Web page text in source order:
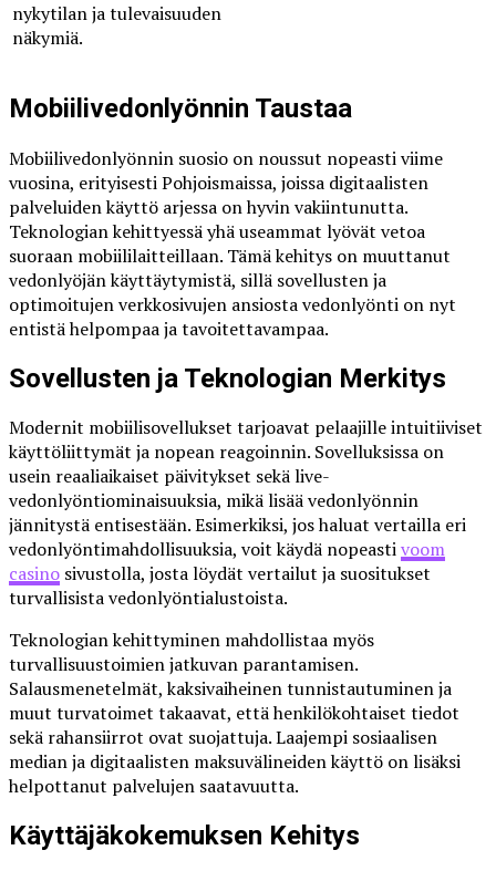
nykytilan ja tulevaisuuden
näkymiä.
Mobiilivedonlyönnin Taustaa
Mobiilivedonlyönnin suosio on noussut nopeasti viime
vuosina, erityisesti Pohjoismaissa, joissa digitaalisten
palveluiden käyttö arjessa on hyvin vakiintunutta.
Teknologian kehittyessä yhä useammat lyövät vetoa
suoraan mobiililaitteillaan. Tämä kehitys on muuttanut
vedonlyöjän käyttäytymistä, sillä sovellusten ja
optimoitujen verkkosivujen ansiosta vedonlyönti on nyt
entistä helpompaa ja tavoitettavampaa.
Sovellusten ja Teknologian Merkitys
Modernit mobiilisovellukset tarjoavat pelaajille intuitiiviset
käyttöliittymät ja nopean reagoinnin. Sovelluksissa on
usein reaaliaikaiset päivitykset sekä live-
vedonlyöntiominaisuuksia, mikä lisää vedonlyönnin
jännitystä entisestään. Esimerkiksi, jos haluat vertailla eri
vedonlyöntimahdollisuuksia, voit käydä nopeastivoom
casino sivustolla, josta löydät vertailut ja suositukset
turvallisista vedonlyöntialustoista.
Teknologian kehittyminen mahdollistaa myös
turvallisuustoimien jatkuvan parantamisen.
Salausmenetelmät, kaksivaiheinen tunnistautuminen ja
muut turvatoimet takaavat, että henkilökohtaiset tiedot
sekä rahansiirrot ovat suojattuja. Laajempi sosiaalisen
median ja digitaalisten maksuvälineiden käyttö on lisäksi
helpottanut palvelujen saatavuutta.
Käyttäjäkokemuksen Kehitys